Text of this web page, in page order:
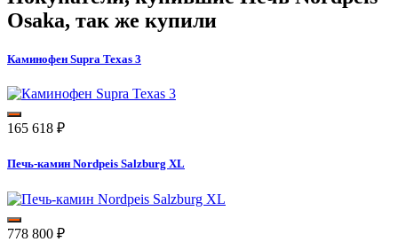
Osaka, так же купили
Каминофен Supra Texas 3
165 618 ₽
Печь-камин Nordpeis Salzburg XL
778 800 ₽